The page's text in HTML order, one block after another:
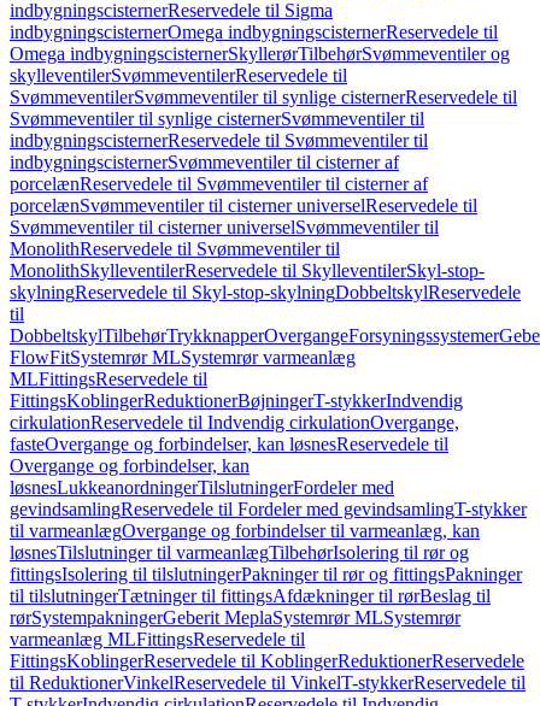
indbygningscisternerReservedele til Sigma
indbygningscisternerOmega indbygningscisternerReservedele til
Omega indbygningscisternerSkyllerørTilbehørSvømmeventiler og
skylleventilerSvømmeventilerReservedele til
SvømmeventilerSvømmeventiler til synlige cisternerReservedele til
Svømmeventiler til synlige cisternerSvømmeventiler til
indbygningscisternerReservedele til Svømmeventiler til
indbygningscisternerSvømmeventiler til cisterner af
porcelænReservedele til Svømmeventiler til cisterner af
porcelænSvømmeventiler til cisterner universelReservedele til
Svømmeventiler til cisterner universelSvømmeventiler til
MonolithReservedele til Svømmeventiler til
MonolithSkylleventilerReservedele til SkylleventilerSkyl-stop-
skylningReservedele til Skyl-stop-skylningDobbeltskylReservedele
til
DobbeltskylTilbehørTrykknapperOvergangeForsyningssystemer
FlowFitSystemrør MLSystemrør varmeanlæg
MLFittingsReservedele til
FittingsKoblingerReduktionerBøjningerT-stykkerIndvendig
cirkulationReservedele til Indvendig cirkulationOvergange,
fasteOvergange og forbindelser, kan løsnesReservedele til
Overgange og forbindelser, kan
løsnesLukkeanordningerTilslutningerFordeler med
gevindsamlingReservedele til Fordeler med gevindsamlingT-stykker
til varmeanlægOvergange og forbindelser til varmeanlæg, kan
løsnesTilslutninger til varmeanlægTilbehørIsolering til rør og
fittingsIsolering til tilslutningerPakninger til rør og fittingsPakninger
til tilslutningerTætninger til fittingsAfdækninger til rørBeslag til
rørSystempakningerGeberit MeplaSystemrør MLSystemrør
varmeanlæg MLFittingsReservedele til
FittingsKoblingerReservedele til KoblingerReduktionerReservedele
til ReduktionerVinkelReservedele til VinkelT-stykkerReservedele til